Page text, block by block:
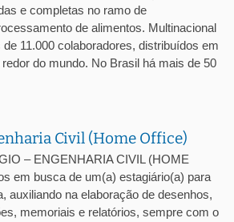
e completas no ramo de
de alimentos. Multinacional
11.000 colaboradores, distribuídos em
do mundo. No Brasil há mais de 50
Civil (Home Office)
– ENGENHARIA CIVIL (HOME
em busca de um(a) estagiário(a) para
auxiliando na elaboração de desenhos,
memoriais e relatórios, sempre com o